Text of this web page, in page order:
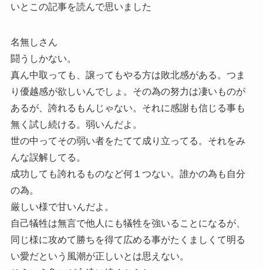
いとこの記事を読んで思いました
名無しさん
闘うしかない。
真ん中取っても、譲ってもやる方は敗北感がある。つま
り優越感が欲しいんでしょ。その為の努力は凄いものが
あるが、誇れるもんじゃない。それに感謝も信じる事も
無く試し続ける。弱いんだよ。
世の中ってその弱い者をたてて成り立ってる。それをみ
んな誤解してる。
成功しても誇れるものなど何１つない。誰かの為も自分
の為。
厳しい様で甘いんだよ。
自己犠牲は無言で他人にも犠牲を強いることになるが、
同じ様に攻めて勝ちを得て広める事がたくましくて明る
い愛だという風潮が正しいとは思えない。